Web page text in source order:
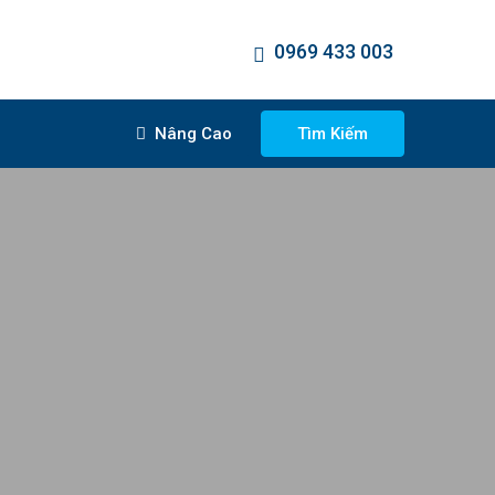
0969 433 003
Nâng Cao Tìm Kiếm